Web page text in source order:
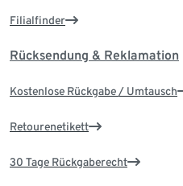
Filialfinder
Rücksendung & Reklamation
Kostenlose Rückgabe / Umtausch
Retourenetikett
30 Tage Rückgaberecht